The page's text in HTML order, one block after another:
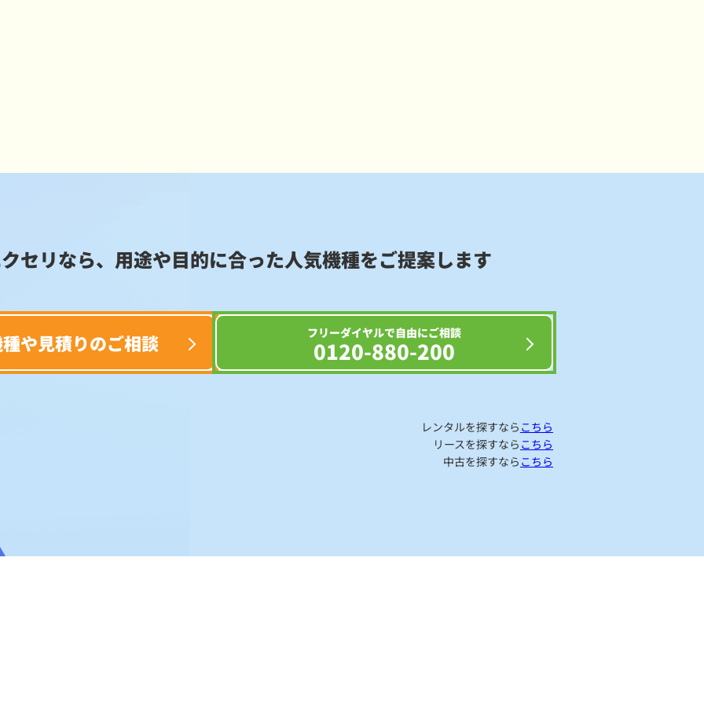
セリなら、用途や目的に合った人気機種をご提案します
や見積りのご相談 フリーダイヤルで自由にご相談
0120-880-200
レンタルを探すなら こちら
リースを探すなら こちら
中古を探すなら こちら